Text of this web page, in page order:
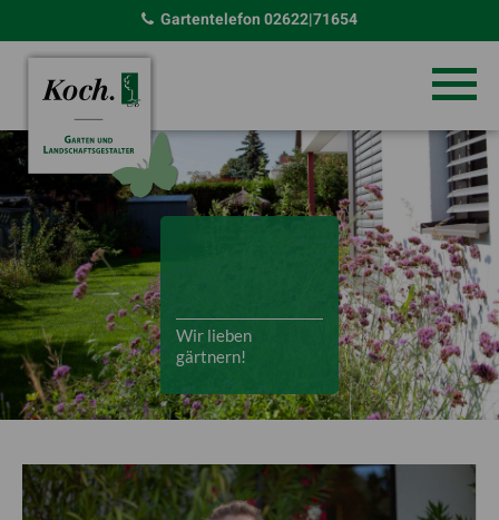
Gartentelefon02622|71654
Wir lieben
gärtnern!